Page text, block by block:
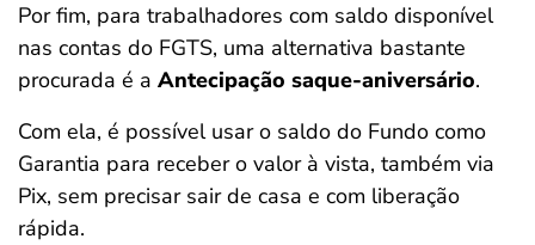
Por fim, para trabalhadores com saldo disponível
nas contas do FGTS, uma alternativa bastante
procurada é a Antecipação saque-aniversário.
Com ela, é possível usar o saldo do Fundo como
Garantia para receber o valor à vista, também via
Pix, sem precisar sair de casa e com liberação
rápida.